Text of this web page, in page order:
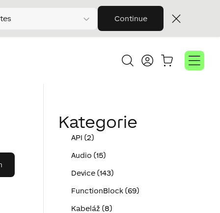
Continue
Kategorie
API (2)
Audio (15)
Device (143)
FunctionBlock (69)
Kabeláž (8)